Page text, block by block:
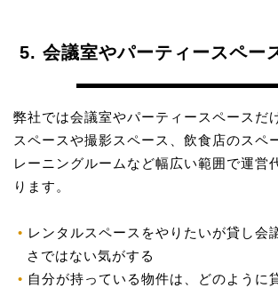
5. 会議室やパーティースペー
弊社では会議室やパーティースペースだ
スペースや撮影スペース、飲食店のスペ
レーニングルームなど幅広い範囲で運営
ります。
レンタルスペースをやりたいが貸し会
さではない気がする
自分が持っている物件は、どのように